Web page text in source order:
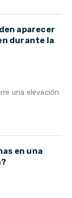
aparecer
durante la
una elevación
en una